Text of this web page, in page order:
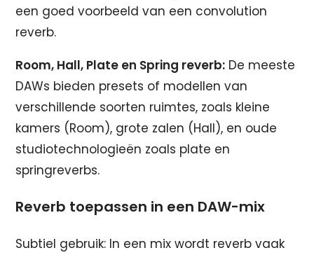
een goed voorbeeld van een convolution
reverb.
Room, Hall, Plate en Spring reverb: De meeste
DAWs bieden presets of modellen van
verschillende soorten ruimtes, zoals kleine
kamers (Room), grote zalen (Hall), en oude
studiotechnologieën zoals plate en
springreverbs.
Reverb toepassen in een DAW-mix
Subtiel gebruik: In een mix wordt reverb vaak